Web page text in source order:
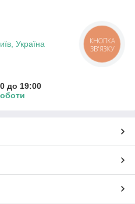
Україна
до 19:00
КНОПКА
ЗВ'ЯЗКУ